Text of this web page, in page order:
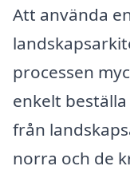
Att använda
processen
enkelt
från
norra och de